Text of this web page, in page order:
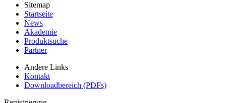
Sitemap
Startseite
News
Akademie
Produktsuche
Partner
Andere Links
Kontakt
Downloadbereich (PDFs)